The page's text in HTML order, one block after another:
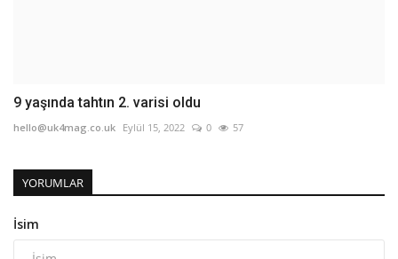
9 yaşında tahtın 2. varisi oldu
hello@uk4mag.co.uk Eylül 15, 2022 0 57
YORUMLAR
İsim